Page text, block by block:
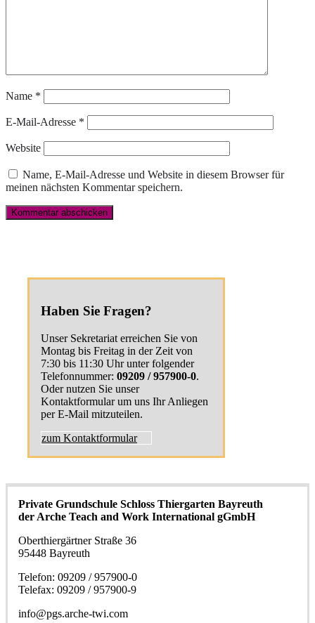
Name *
E-Mail-Adresse *
Website
Name, E-Mail-Adresse und Website in diesem Browser für
meinen nächsten Kommentar speichern.
Haben Sie Fragen?
Unser Sekretariat erreichen Sie von
Montag bis Freitag in der Zeit von
7:30 bis 11:30 Uhr unter folgender
Telefonnummer: 09209 / 957900-0.
Oder nutzen Sie unser
Kontaktformular um uns Ihr Anliegen
per E-Mail mitzuteilen.
zum Kontaktformular
Private Grundschule Schloss Thiergarten Bayreuth
der Arche Teach and Work International gGmbH
Oberthiergärtner Straße 36
95448 Bayreuth
Telefon: 09209 / 957900-0
Telefax: 09209 / 957900-9
info@pgs.arche-twi.com